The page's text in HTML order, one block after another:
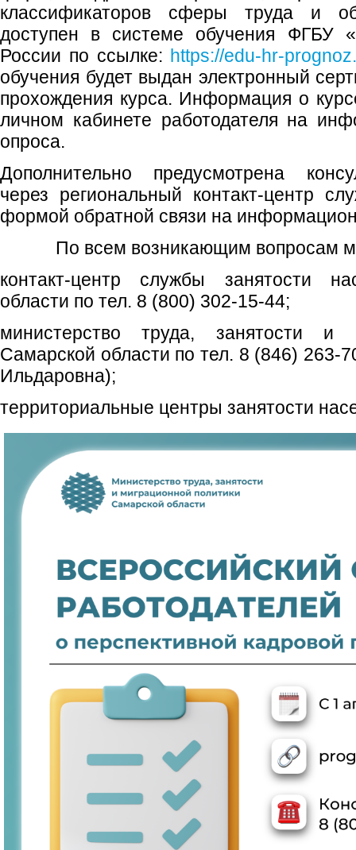
классификаторов сферы труда и
доступен в системе обучения ФГБУ
России по ссылке: https://edu-hr-
обучения будет выдан электронный
прохождения курса. Информация о
личном кабинете работодателя на
опроса.
Дополнительно предусмотрена
через региональный контакт-центр
формой обратной связи на
По всем возникающим вопросам
контакт-центр службы занятости
области по тел. 8 (800) 302-15-44;
министерство труда, занятости и
Самарской области по тел. 8 (846) 263-
Ильдаровна);
территориальные центры занятости